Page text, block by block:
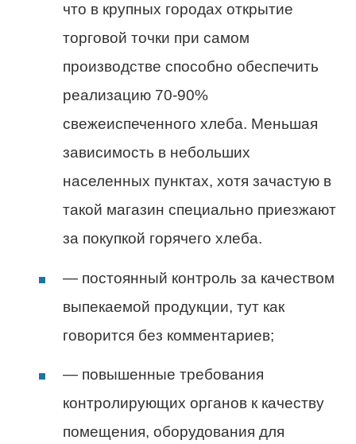
что в крупных городах открытие
торговой точки при самом
производстве способно обеспечить
реализацию 70-90%
свежеиспеченного хлеба. Меньшая
зависимость в небольших
населенных пунктах, хотя зачастую в
такой магазин специально приезжают
за покупкой горячего хлеба.
— постоянный контроль за качеством
выпекаемой продукции, тут как
говорится без комментариев;
— повышенные требования
контролирующих органов к качеству
помещения, оборудования для